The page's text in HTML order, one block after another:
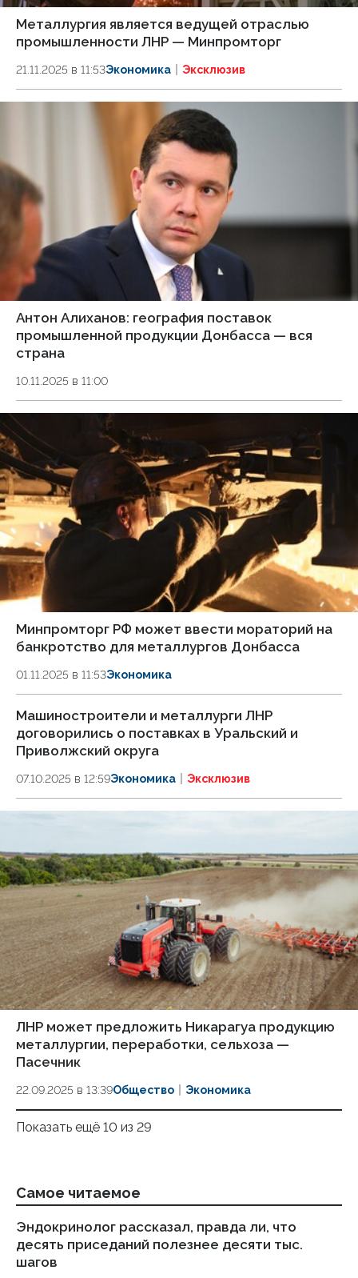
Металлургия является ведущей отраслью
промышленности ЛНР — Минпромторг
21.11.2025 в 11:53Экономика Эксклюзив
Антон Алиханов: география поставок
промышленной продукции Донбасса — вся
страна
10.11.2025 в 11:00
Минпромторг РФ может ввести мораторий на
банкротство для металлургов Донбасса
01.11.2025 в 11:53Экономика
Машиностроители и металлурги ЛНР
договорились о поставках в Уральский и
Приволжский округа
07.10.2025 в 12:59Экономика Эксклюзив
ЛНР может предложить Никарагуа продукцию
металлургии, переработки, сельхоза —
Пасечник
22.09.2025 в 13:39Общество Экономика
Показать ещё 10 из 29
Самое читаемое
Эндокринолог рассказал, правда ли, что
десять приседаний полезнее десяти тыс.
шагов